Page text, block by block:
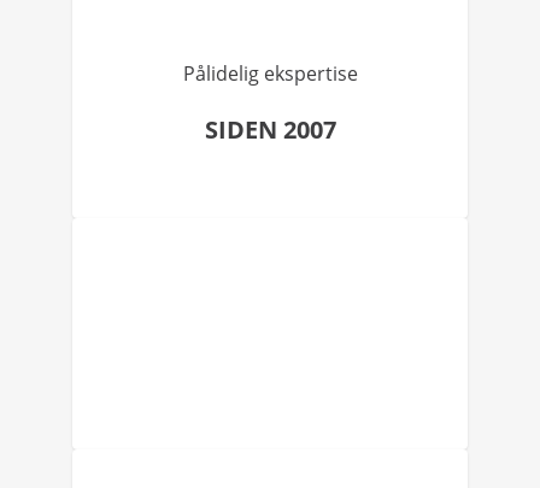
Pålidelig ekspertise
SIDEN 2007